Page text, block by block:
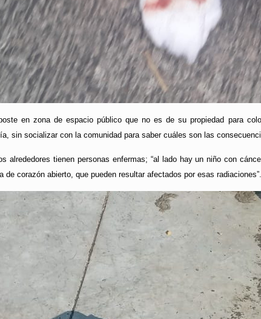
en zona de espacio público que no es de su propiedad para
sin socializar con la comunidad para saber cuáles son las
alrededores tienen personas enfermas; “al lado hay un niño con
corazón abierto, que pueden resultar afectados por esas radiaciones”.